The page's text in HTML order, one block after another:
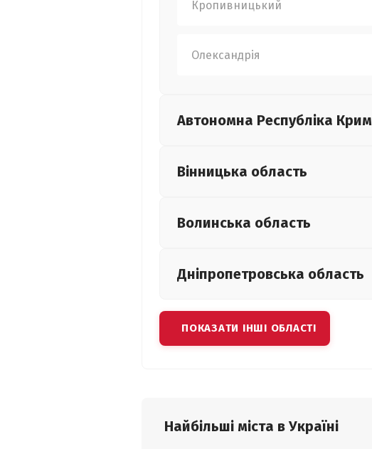
Кропивницький
Олександрія
Автономна Республіка Крим
Вінницька область
Волинська область
Дніпропетровська область
ПОКАЗАТИ ІНШІ ОБЛАСТІ
Найбільші міста в Україні